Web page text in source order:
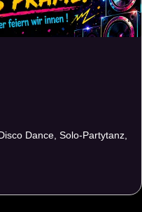
Dance, Solo-Partytanz,